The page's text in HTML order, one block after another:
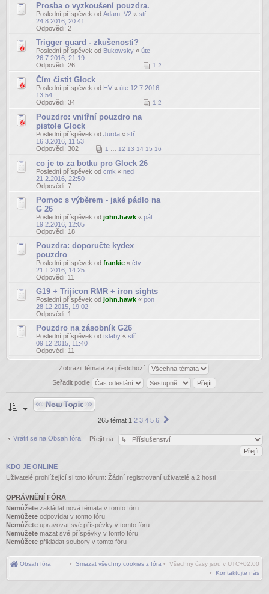
Prosba o vyzkoušení pouzdra.
Poslední příspěvek od Adam_V2 « stř
24.8.2016, 20:41
Odpovědi: 2
Trigger guard - zkušenosti?
Poslední příspěvek od Bukowsky « úte
26.7.2016, 21:19
Odpovědi: 26 1 2
Čím čistit Glock
Poslední příspěvek od HV « úte 12.7.2016,
13:54
Odpovědi: 34 1 2
Pouzdro: vnitřní pouzdro na
pistole Glock
Poslední příspěvek od Jurda « stř
16.3.2016, 11:53
Odpovědi: 302 1 12 13 14 15 16
co je to za botku pro Glock 26
Poslední příspěvek od cmk « ned
21.2.2016, 22:50
Odpovědi: 7
Pomoc s výběrem - jaké pádlo na
G 26
Poslední příspěvek od john.hawk « pát
19.2.2016, 12:05
Odpovědi: 18
Pouzdra: doporučte kydex
pouzdro
Poslední příspěvek od frankie « čtv
21.1.2016, 14:25
Odpovědi: 11
G19 + Trijicon RMR + iron sights
Poslední příspěvek od john.hawk « pon
28.12.2015, 19:02
Odpovědi: 1
Pouzdro na zásobník G26
Poslední příspěvek od tslaby « stř
09.12.2015, 11:40
Odpovědi: 11
Zobrazit témata za předchozí:
Seřadit podle
Odeslat nové téma
265 témat 1 2 3 4 5 6
Vrátit se na Obsah fóra Přejít na
KDO JE ONLINE
Uživatelé prohlížející si toto fórum: Žádní registrovaní uživatelé a 2 hosti
OPRÁVNĚNÍ FÓRA
Nemůžete zakládat nová témata v tomto fóru
Nemůžete odpovídat v tomto fóru
Nemůžete upravovat své příspěvky v tomto fóru
Nemůžete mazat své příspěvky v tomto fóru
Nemůžete přikládat soubory v tomto fóru
Obsah fóra • Všechny časy jsou v UTC+02:00
• Smazat všechny cookies z fóra
• Kontaktujte nás